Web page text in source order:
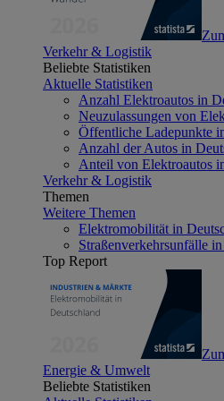
Verkehr & Logistik
Beliebte Statistiken
Aktuelle Statistiken
Anzahl Elektroautos in
Neuzulassungen von
Öffentliche Ladepunkte
Anzahl der Autos in
Anteil von Elektroautos
Verkehr & Logistik
Themen
Weitere Themen
Elektromobilität in
Straßenverkehrsunfälle
Top Report
Energie & Umwelt
Beliebte Statistiken